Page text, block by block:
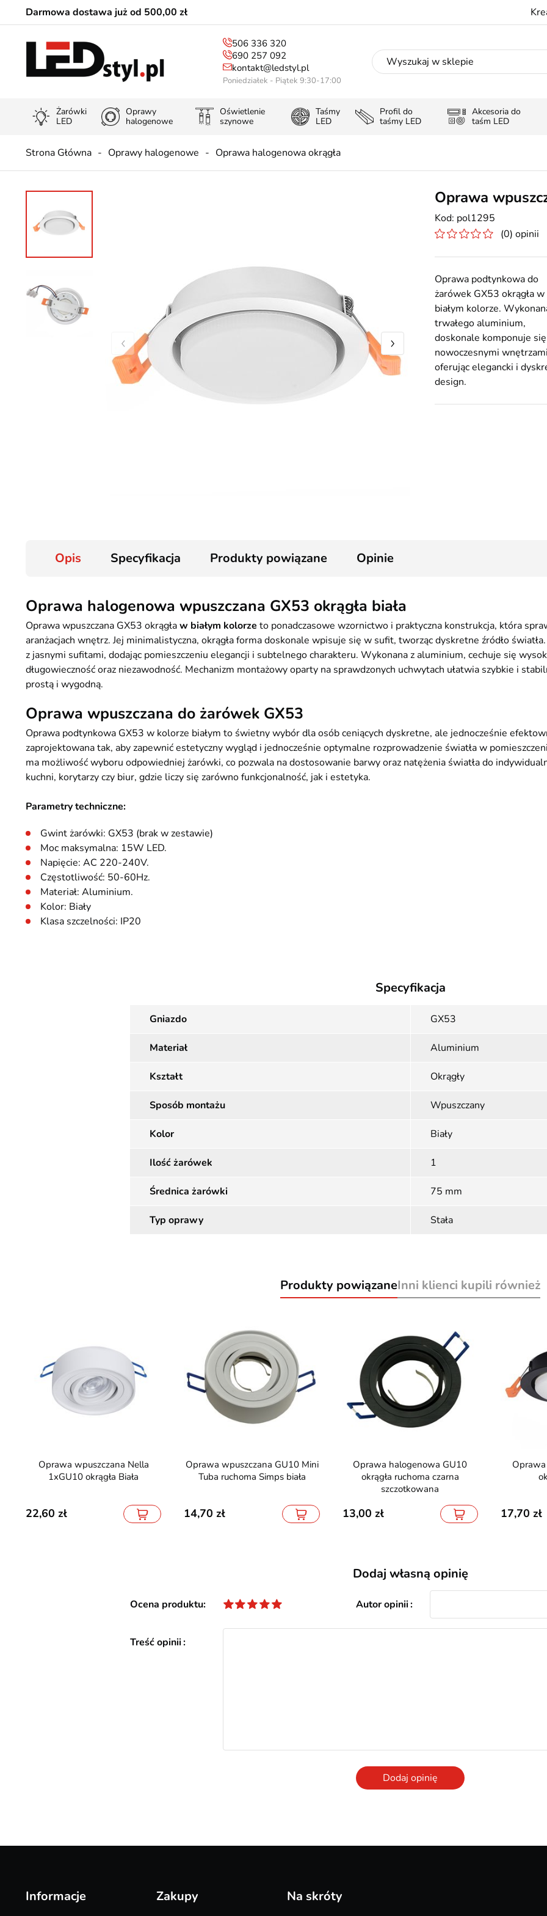
Darmowa dostawa już od 500,00 zł
506 336 320
690 257 092
kontakt@ledstyl.pl
Poniedziałek - Piątek 9:30-17:00
Żarówki
LED
Oprawy
halogenowe
Oświetlenie
szynowe
Taśmy
LED
Profil do
taśmy LED
Akcesoria do
taśm LED
Strona Główna Oprawy halogenowe Oprawa halogenowa okrągła
Oprawa
pol1295
(0) opinii
Oprawa podtynkowa do
żarówek GX53 okrągła w
białym kolorze.
trwałego aluminium,
doskonale komponuje
nowoczesnymi
oferując elegancki i
design.
Opis Specyfikacja Produkty powiązane Opinie
Oprawa halogenowa wpuszczana GX53 okrągła biała
Oprawa wpuszczana GX53 okrągław białym kolorze to ponadczasowe wzornictwo i praktyczna konstrukcja, która
aranżacjach wnętrz. Jej minimalistyczna, okrągła forma doskonale wpisuje się w sufit, tworząc dyskretne źródło światła.
z jasnymi sufitami, dodając pomieszczeniu elegancji i subtelnego charakteru. Wykonana z aluminium, cechuje się
długowieczność oraz niezawodność. Mechanizm montażowy oparty na sprawdzonych uchwytach ułatwia szybkie i
prostą i wygodną.
Oprawa wpuszczana do żarówek GX53
Oprawa podtynkowa GX53 w kolorze białym to świetny wybór dla osób ceniących dyskretne, ale jednocześnie
zaprojektowana tak, aby zapewnić estetyczny wygląd i jednocześnie optymalne rozprowadzenie światła w
ma możliwość wyboru odpowiedniej żarówki, co pozwala na dostosowanie barwy oraz natężenia światła do
kuchni, korytarzy czy biur, gdzie liczy się zarówno funkcjonalność, jak i estetyka.
Parametry techniczne:
Gwint żarówki: GX53 (brak w zestawie)
Moc maksymalna: 15W LED.
Napięcie: AC 220-240V.
Częstotliwość: 50-60Hz.
Materiał: Aluminium.
Kolor: Biały
Klasa szczelności: IP20
Specyfikacja
Gniazdo GX53
Materiał Aluminium
Kształt Okrągły
Sposób montażu Wpuszczany
Kolor Biały
Ilość żarówek 1
Średnica żarówki 75 mm
Typ oprawy Stała
Produkty powiązaneInni klienci kupili również
Oprawa wpuszczana Nella
1xGU10 okrągła Biała
22,60
Oprawa wpuszczana GU10 Mini
Tuba ruchoma Simps biała
14,70
Oprawa halogenowa GU10
okrągła ruchoma czarna
szczotkowana
13,00
Oprawa wpuszczana GX53
17,70
Dodaj własną opinię
Ocena produktu Autor opinii
Treść opinii
Dodaj opinię
Informacje Zakupy Na skróty